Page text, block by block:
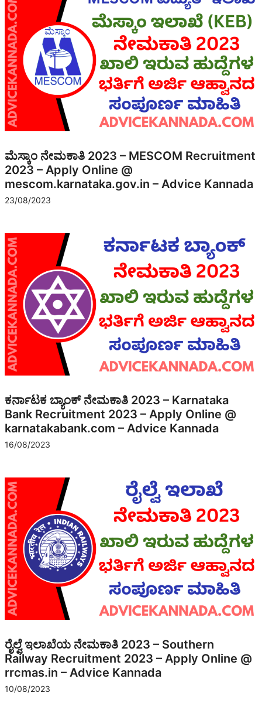
ಮೆಸ್ಕಾಂ ನೇಮಕಾತಿ 2023 – MESCOM Recruitment
2023 – Apply Online @
mescom.karnataka.gov.in – Advice Kannada
23/08/2023
ಕರ್ನಾಟಕ ಬ್ಯಾಂಕ್ ನೇಮಕಾತಿ 2023 – Karnataka
Bank Recruitment 2023 – Apply Online @
karnatakabank.com – Advice Kannada
16/08/2023
ರೈಲ್ವೆ ಇಲಾಖೆಯ ನೇಮಕಾತಿ 2023 – Southern
Railway Recruitment 2023 – Apply Online @
rrcmas.in – Advice Kannada
10/08/2023